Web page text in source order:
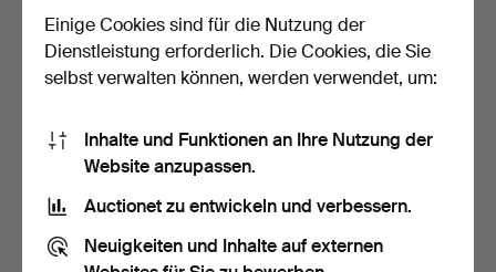
BERTIL VALLIEN, ein Set
mit 12 Weingläsern…
Beendet 3. Feb 2025
18 Gebote
BERTIL VALLIEN. Ein Set
von 7 Weißweingläs…
18 Gebote
Einige Cookies sind für die Nutzung der
Dienstleistung erforderlich. Die Cookies, die Sie
selbst verwalten können, werden verwendet, um:
Inhalte und Funktionen an Ihre Nutzung der
Website anzupassen.
Auctionet zu entwickeln und verbessern.
Neuigkeiten und Inhalte auf externen